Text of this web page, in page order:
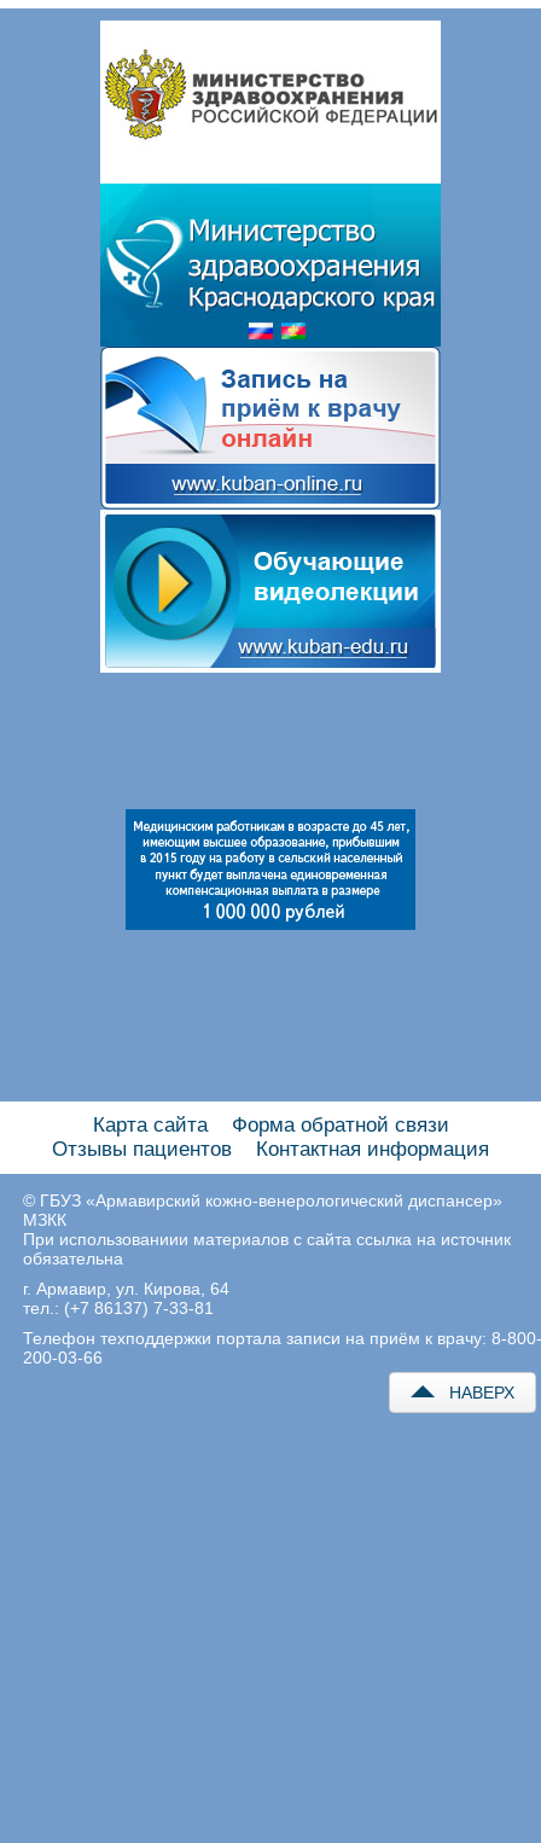
Карта сайта
Форма обратной связи
Отзывы пациентов
Контактная информация
© ГБУЗ «Армавирский кожно-венерологический диспансер»
МЗКК
При использованиии материалов с сайта ссылка на источник
обязательна
г. Армавир, ул. Кирова, 64
тел.: (+7 86137) 7-33-81
Телефон техподдержки портала записи на приём к врачу: 8-800-
200-03-66
НАВЕРХ